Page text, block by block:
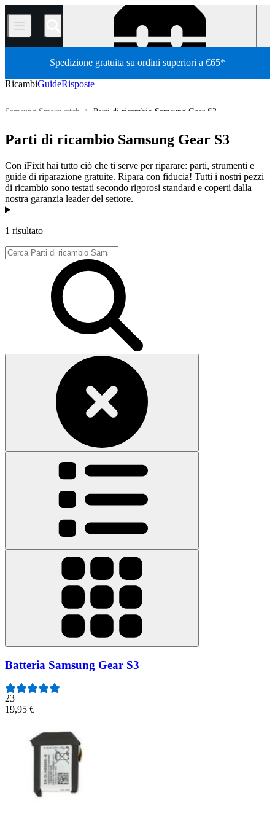
/
Spedizione gratuita su ordini superiori a €65*
RicambiGuideRisposte
Parti di ricambio Samsung Gear S3
Samsung Smartwatch
Tutti i ricambi
Store
Parti di ricambio Samsung Gear S3
Con iFixit hai tutto ciò che ti serve per riparare: parti, strumenti e
guide di riparazione gratuite. Ripara con fiducia! Tutti i nostri pezzi
di ricambio sono testati secondo rigorosi standard e coperti dalla
nostra garanzia leader del settore.
Prodotti
1 risultato
Batteria Samsung Gear S3
23
19,95 €